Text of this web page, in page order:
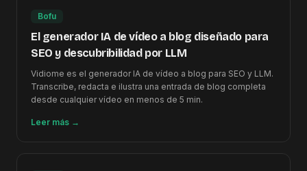
Bofu
El generador IA de vídeo a blog diseñado para
SEO y descubribilidad por LLM
Vidiome es el generador IA de vídeo a blog para SEO y LLM.
Transcribe, redacta e ilustra una entrada de blog completa
desde cualquier vídeo en menos de 5 min.
Leer más →